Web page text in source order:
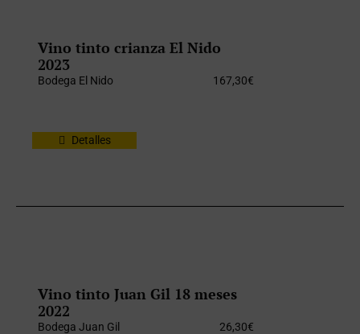
Vino tinto crianza El Nido
2023
Bodega El Nido 167,30€
Detalles
Vino tinto Juan Gil 18 meses
2022
Bodega Juan Gil 26,30€